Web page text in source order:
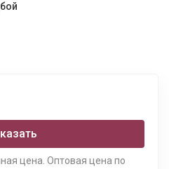
цена. Оптовая цена по